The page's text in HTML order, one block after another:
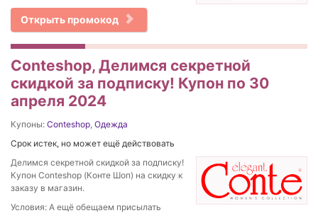
Открыть промокод
Conteshop, Делимся секретной
скидкой за подписку! Купон по 30
апреля 2024
Купоны: Conteshop Одежда
Срок истек, но может ещё действовать
Делимся секретной скидкой за подписку!
Купон Conteshop (Конте Шоп) на скидку к
заказу в магазин.
Условия: А ещё обещаем присылать